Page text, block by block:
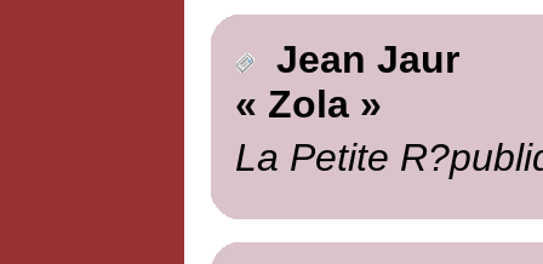
Jean Jaur
« Zola »
La Petite